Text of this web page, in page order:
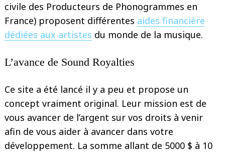
civile des Producteurs de Phonogrammes en
France) proposent différentes aides financière
dédiées aux artistes du monde de la musique.
L’avance de Sound Royalties
Ce site a été lancé il y a peu et propose un
concept vraiment original. Leur mission est de
vous avancer de l’argent sur vos droits à venir
afin de vous aider à avancer dans votre
développement. La somme allant de 5000 $ à 10